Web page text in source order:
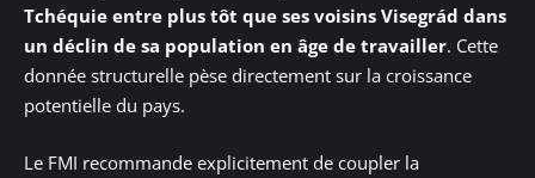
Tchéquie entre plus tôt que ses voisins Visegrád dans
un déclin de sa population en âge de travailler. Cette
donnée structurelle pèse directement sur la croissance
potentielle du pays.
Le FMI recommande explicitement de coupler la